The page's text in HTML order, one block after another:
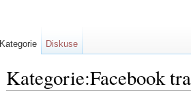
Kategorie:Facebook
Kategorie Diskuse